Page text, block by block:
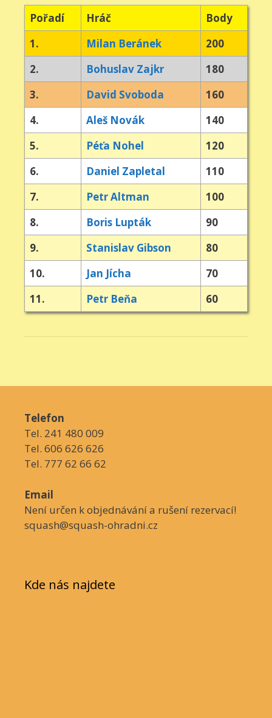
Pořadí Hráč
Body
1.
Milan Beránek
200
2.
Bohuslav Zajkr
180
3.
David Svoboda
160
4.
Aleš Novák
140
5.
Péťa Nohel
120
6.
Daniel Zapletal
110
7.
Petr Altman
100
8.
Boris Lupták
90
9.
Stanislav Gibson
80
10.
Jan Jícha
70
11.
Petr Beňa 60
Telefon
Tel. 241 480 009
Tel. 606 626 626
Tel. 777 62 66 62
Email
Není určen k objednávání a rušení rezervací!
squash@squash-ohradni.cz
Kde nás najdete